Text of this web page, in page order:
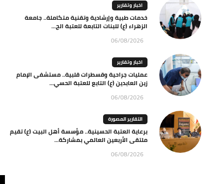
اخبار وتقارير
خدمات طبية وإرشادية وتقنية متكاملة.. جامعة
الزهراء (ع) للبنات التابعة للعتبة الح...
06/08/2026
اخبار وتقارير
عمليات جراحية وقسطرات قلبية.. مستشفى الإمام
زين العابدين (ع) التابع للعتبة الحسي...
06/08/2026
التقارير المصورة
برعاية العتبة الحسينية.. مؤسسة أهل البيت (ع) تقيم
ملتقى الأربعين العالمي بمشاركة...
06/08/2026